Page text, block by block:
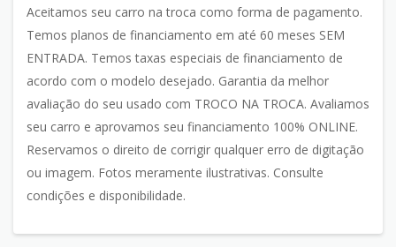
Aceitamos seu carro na troca como forma de pagamento.
Temos planos de financiamento em até 60 meses SEM
ENTRADA. Temos taxas especiais de financiamento de
acordo com o modelo desejado. Garantia da melhor
avaliação do seu usado com TROCO NA TROCA. Avaliamos
seu carro e aprovamos seu financiamento 100% ONLINE.
Reservamos o direito de corrigir qualquer erro de digitação
ou imagem. Fotos meramente ilustrativas. Consulte
condições e disponibilidade.